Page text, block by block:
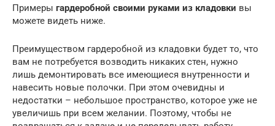
Примеры гардеробной своими руками из кладовки вы
можете видеть ниже.
Преимуществом гардеробной из кладовки будет то, что
вам не потребуется возводить никаких стен, нужно
лишь демонтировать все имеющиеся внутренности и
навесить новые полочки. При этом очевидны и
недостатки – небольшое пространство, которое уже не
увеличишь при всем желании. Поэтому, чтобы не